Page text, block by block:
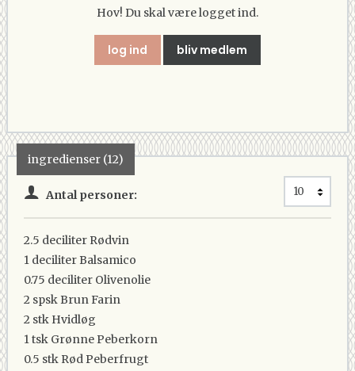
Hov! Du skal være logget ind.
log ind bliv medlem
ingredienser (12)
Antal personer:
2.5 deciliter Rødvin
1 deciliterBalsamico
0.75 deciliter Olivenolie
2 spskBrun Farin
2 stk Hvidløg
1 tsk Grønne Peberkorn
0.5 stk Rød Peberfrugt